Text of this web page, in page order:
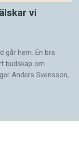
vi
går hem. En bra
budskap om
Anders Svensson,